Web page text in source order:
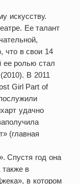
искусству.
Ее талант
что в свои 14
ее ролью стал
В 2011
Girl Part of
удачно
(главная
Спустя год она
также в
в котором